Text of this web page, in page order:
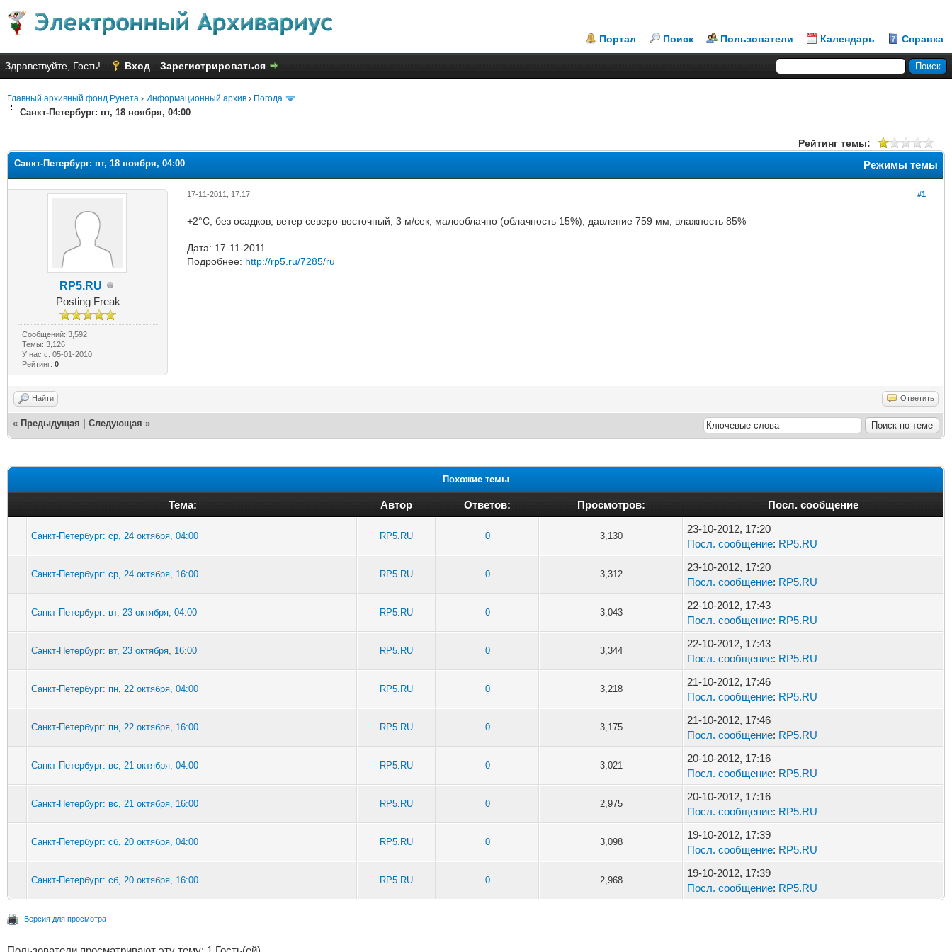
Портал Поиск Пользователи Календарь Справка
Здравствуйте, Гость! Вход Зарегистрироваться
Главный архивный фонд Рунета › Информационный архив › Погода
Санкт-Петербург: пт, 18 ноября, 04:00
Рейтинг темы:
Режимы темы
Санкт-Петербург: пт, 18 ноября, 04:00
RP5.RU
Posting Freak
Сообщений: 3,592
Темы: 3,126
У нас с: 05-01-2010
Рейтинг:0
#1
17-11-2011, 17:17
+2°C, без осадков, ветер северо-восточный, 3 м/сек, малооблачно (облачность 15%), давление 759 мм, влажность 85%
Дата: 17-11-2011
Подробнее: http://rp5.ru/7285/ru
Найти Ответить
« Предыдущая Следующая »
Похожие темы
Тема: Автор Ответов: Просмотров: Посл. сообщение
Санкт-Петербург: ср, 24 октября, 04:00 RP5.RU 0 3,130
23-10-2012, 17:20
Посл. сообщение: RP5.RU
Санкт-Петербург: ср, 24 октября, 16:00 RP5.RU 0 3,312
23-10-2012, 17:20
Посл. сообщение: RP5.RU
Санкт-Петербург: вт, 23 октября, 04:00 RP5.RU 0 3,043
22-10-2012, 17:43
Посл. сообщение: RP5.RU
Санкт-Петербург: вт, 23 октября, 16:00 RP5.RU 0 3,344
22-10-2012, 17:43
Посл. сообщение: RP5.RU
Санкт-Петербург: пн, 22 октября, 04:00 RP5.RU 0 3,218
21-10-2012, 17:46
Посл. сообщение: RP5.RU
Санкт-Петербург: пн, 22 октября, 16:00 RP5.RU 0 3,175
21-10-2012, 17:46
Посл. сообщение: RP5.RU
Санкт-Петербург: вс, 21 октября, 04:00 RP5.RU 0 3,021
20-10-2012, 17:16
Посл. сообщение: RP5.RU
Санкт-Петербург: вс, 21 октября, 16:00 RP5.RU 0 2,975
20-10-2012, 17:16
Посл. сообщение: RP5.RU
Санкт-Петербург: сб, 20 октября, 04:00 RP5.RU 0 3,098
19-10-2012, 17:39
Посл. сообщение: RP5.RU
Санкт-Петербург: сб, 20 октября, 16:00 RP5.RU 0 2,968
19-10-2012, 17:39
Посл. сообщение: RP5.RU
Версия для просмотра